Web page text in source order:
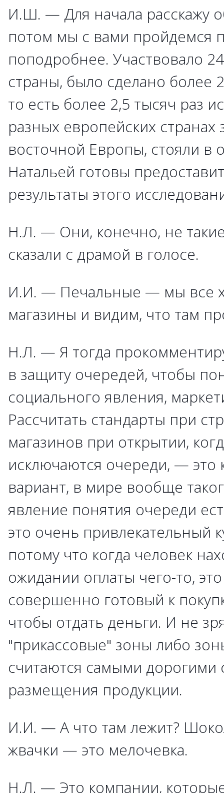
И.Ш. — Для начала расскажу
потом мы с вами пройдемся
поподробнее. Участвовало
страны, было сделано более
то есть более 2,5 тысяч раз
разных европейских странах
восточной Европы, стояли в
Натальей готовы
результаты этого
Н.Л. — Они, конечно, не
сказали с драмой в голосе.
И.И. — Печальные — мы все
магазины и видим, что там
Н.Л. — Я тогда
в защиту очередей, чтобы
социального явления,
Рассчитать стандарты при
магазинов при открытии,
исключаются очереди, — это
вариант, в мире вообще
явление понятия очереди
это очень привлекательный
потому что когда человек
ожидании оплаты чего-то,
совершенно готовый к
чтобы отдать деньги. И не
"прикассовые" зоны либо
считаются самыми дорогими
размещения продукции.
И.И. — А что там лежит?
жвачки — это мелочевка.
Н.Л. — Это компании,